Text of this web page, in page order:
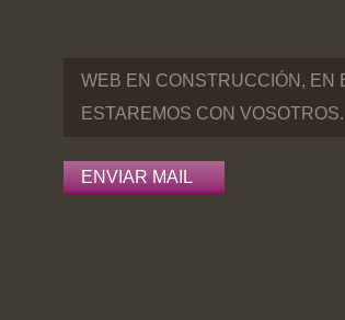
WEB EN CONSTRUCCIÓN, EN
ESTAREMOS CON VOSOTROS.